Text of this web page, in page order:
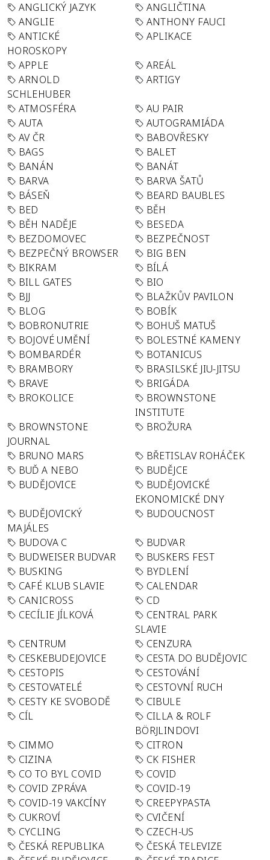
ANGLICKÝ JAZYK
ANGLIČTINA
ANGLIE
ANTHONY FAUCI
ANTICKÉ
HOROSKOPY
APLIKACE
APPLE
AREÁL
ARNOLD
SCHLEHUBER
ARTIGY
ATMOSFÉRA
AU PAIR
AUTA
AUTOGRAMIÁDA
AV ČR
BABOVŘESKY
BAGS
BALET
BANÁN
BANÁT
BARVA
BARVA ŠATŮ
BÁSEŇ
BEARD BAUBLES
BED
BĚH
BĚH NADĚJE
BESEDA
BEZDOMOVEC
BEZPEČNOST
BEZPEČNÝ BROWSER
BIG BEN
BIKRAM
BÍLÁ
BILL GATES
BIO
BJJ
BLAŽKŮV PAVILON
BLOG
BOBÍK
BOBRONUTRIE
BOHUŠ MATUŠ
BOJOVÉ UMĚNÍ
BOLESTNÉ KAMENY
BOMBARDÉR
BOTANICUS
BRAMBORY
BRASILSKÉ JIU-JITSU
BRAVE
BRIGÁDA
BROKOLICE
BROWNSTONE
INSTITUTE
BROWNSTONE
JOURNAL
BROŽURA
BRUNO MARS
BŘETISLAV ROHÁČEK
BUĎ A NEBO
BUDĚJCE
BUDĚJOVICE
BUDĚJOVICKÉ
EKONOMICKÉ DNY
BUDĚJOVICKÝ
MAJÁLES
BUDOUCNOST
BUDOVA C
BUDVAR
BUDWEISER BUDVAR
BUSKERS FEST
BUSKING
BYDLENÍ
CAFÉ KLUB SLAVIE
CALENDAR
CANICROSS
CD
CECÍLIE JÍLKOVÁ
CENTRAL PARK
SLAVIE
CENTRUM
CENZURA
CESKEBUDEJOVICE
CESTA DO BUDĚJOVIC
CESTOPIS
CESTOVÁNÍ
CESTOVATELÉ
CESTOVNÍ RUCH
CESTY KE SVOBODĚ
CIBULE
CÍL
CILLA & ROLF
BÖRJLINDOVI
CIMMO
CITRON
CIZINA
CK FISHER
CO TO BYL COVID
COVID
COVID ZPRÁVA
COVID-19
COVID-19 VAKCÍNY
CREEPYPASTA
CUKROVÍ
CVIČENÍ
CYCLING
CZECH-US
ČESKÁ REPUBLIKA
ČESKÁ TELEVIZE